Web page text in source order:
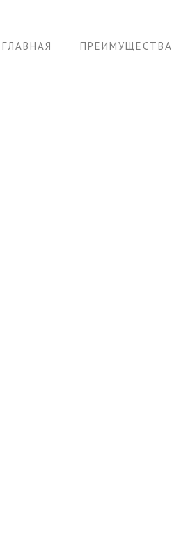
ГЛАВНАЯ ПРЕИМУЩЕСТВА